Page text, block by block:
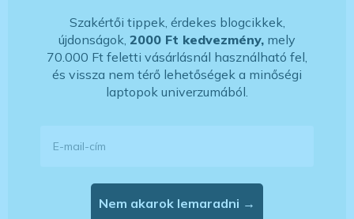
Szakértői tippek, érdekes blogcikkek,
újdonságok, 2000 Ft kedvezmény, mely
70.000 Ft feletti vásárlásnál használható fel,
és vissza nem térő lehetőségek a minőségi
laptopok univerzumából.
Nem akarok lemaradni →